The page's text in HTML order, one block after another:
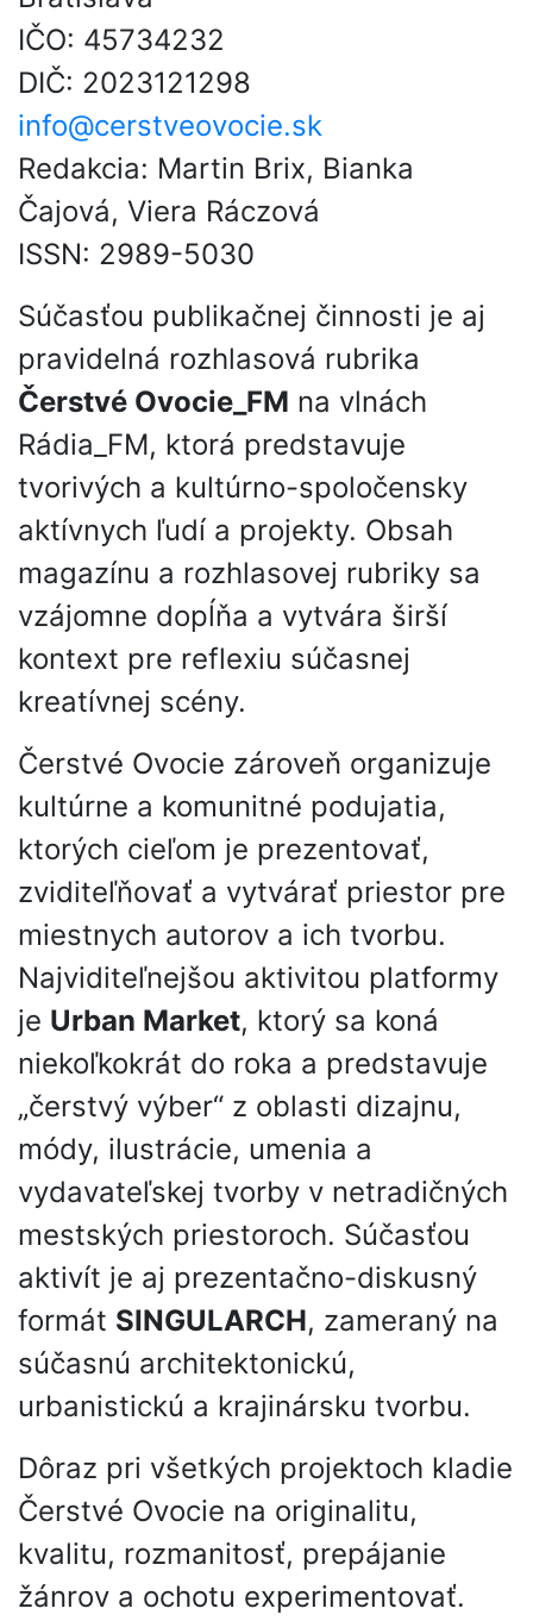
IČO: 45734232
DIČ: 2023121298
info@cerstveovocie.sk
Redakcia: Martin Brix, Bianka
Čajová, Viera Ráczová
ISSN: 2989-5030
Súčasťou publikačnej činnosti je aj
pravidelná rozhlasová rubrika
Čerstvé Ovocie_FM na vlnách
Rádia_FM, ktorá predstavuje
tvorivých a kultúrno-spoločensky
aktívnych ľudí a projekty. Obsah
magazínu a rozhlasovej rubriky sa
vzájomne dopĺňa a vytvára širší
kontext pre reflexiu súčasnej
kreatívnej scény.
Čerstvé Ovocie zároveň organizuje
kultúrne a komunitné podujatia,
ktorých cieľom je prezentovať,
zviditeľňovať a vytvárať priestor pre
miestnych autorov a ich tvorbu.
Najviditeľnejšou aktivitou platformy
je Urban Market, ktorý sa koná
niekoľkokrát do roka a predstavuje
„čerstvý výber“ z oblasti dizajnu,
módy, ilustrácie, umenia a
vydavateľskej tvorby v netradičných
mestských priestoroch. Súčasťou
aktivít je aj prezentačno-diskusný
formát SINGULARCH, zameraný na
súčasnú architektonickú,
urbanistickú a krajinársku tvorbu.
Dôraz pri všetkých projektoch kladie
Čerstvé Ovocie na originalitu,
kvalitu, rozmanitosť, prepájanie
žánrov a ochotu experimentovať.